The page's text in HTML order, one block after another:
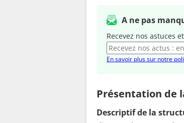
A ne pas
Recevez nos astuces
En savoir plus sur notre
Présentation de
Descriptif de la